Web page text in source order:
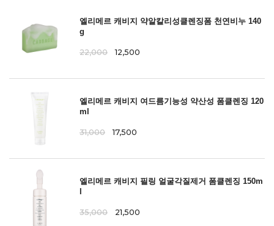
엘리메르 캐비지 약알칼리성클렌징폼 천연비누 140
g
22,000 12,500
엘리메르 캐비지 여드름기능성 약산성 폼클렌징 120
ml
31,000 17,500
엘리메르 캐비지 필링 얼굴각질제거 폼클렌징 150m
35,000 21,500